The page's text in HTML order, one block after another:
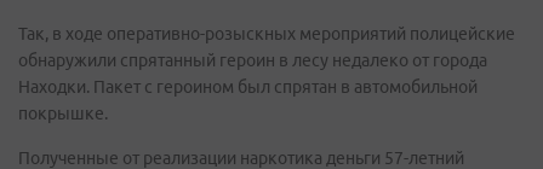
Так, в ходе оперативно-розыскных мероприятий полицейские
обнаружили спрятанный героин в лесу недалеко от города
Находки. Пакет с героином был спрятан в автомобильной
покрышке.
Полученные от реализации наркотика деньги 57-летний